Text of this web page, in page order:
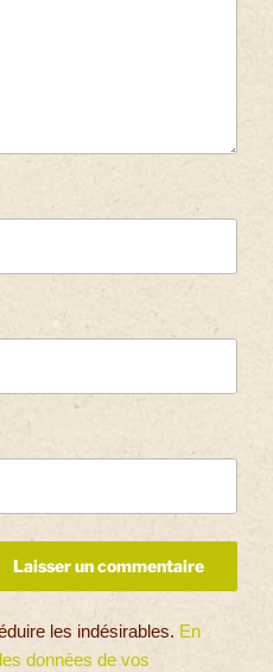
les indésirables. En
données de vos